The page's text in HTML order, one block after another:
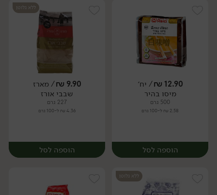
יח׳ יח׳
12.90
₪/ יח׳
מיסו בהיר
500 גרם
2.58 ₪ ל-100 גרם
הוספה לסל
ללא גלוטן
9.90
₪/ מארז
שבבי אורז
227 גרם
4.36 ₪ ל-100 גרם
הוספה לסל
ללא גלוטן